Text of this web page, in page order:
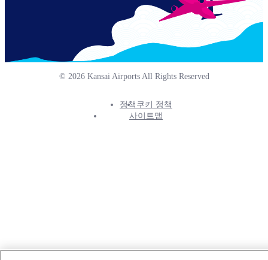
© 2026 Kansai Airports All Rights Reserved
Footer
정책 쿠키 정책
사이트맵